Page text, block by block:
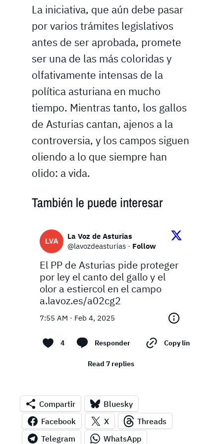
La iniciativa, que aún debe pasar
por varios trámites legislativos
antes de ser aprobada, promete
ser una de las más coloridas y
olfativamente intensas de la
política asturiana en mucho
tiempo. Mientras tanto, los gallos
de Asturias cantan, ajenos a la
controversia, y los campos siguen
oliendo a lo que siempre han
olido: a vida.
También le puede interesar
La Voz de Asturias
@lavozdeasturias · Follow
El PP de Asturias pide proteger
por ley el canto del gallo y el
a.lavoz.es/a02cg2
7:55 AM · Feb 4, 2025
4 Responder Copy link
Read 7 replies
Compartir
Bluesky
Facebook
X
Threads
Telegram
WhatsApp